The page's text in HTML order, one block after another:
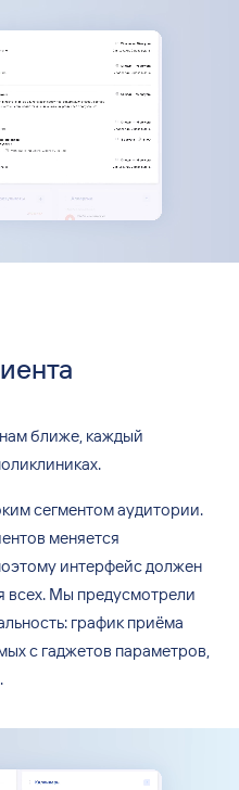
ближе, каждый
сегментом аудитории.
меняется
интерфейс должен
всех. Мы предусмотрели
график приёма
с гаджетов параметров,